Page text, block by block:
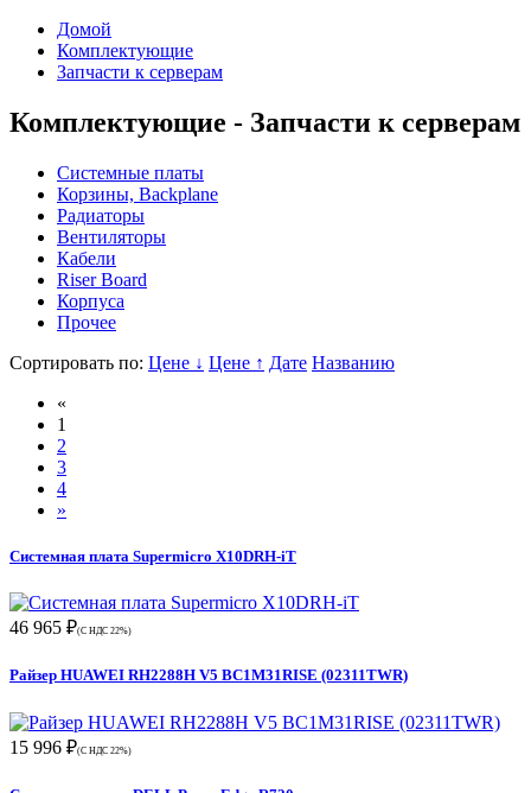
Домой
Комплектующие
Запчасти к серверам
Комплектующие - Запчасти к серверам
Системные платы
Корзины, Backplane
Радиаторы
Вентиляторы
Кабели
Riser Board
Корпуса
Прочее
Сортировать по: Цене ↓ Цене ↑ Дате Названию
«
1
2
3
4
»
Системная плата Supermicro X10DRH-iT
46 965 ₽(С НДС 22%)
Райзер HUAWEI RH2288H V5 BC1M31RISE (02311TWR)
15 996 ₽(С НДС 22%)